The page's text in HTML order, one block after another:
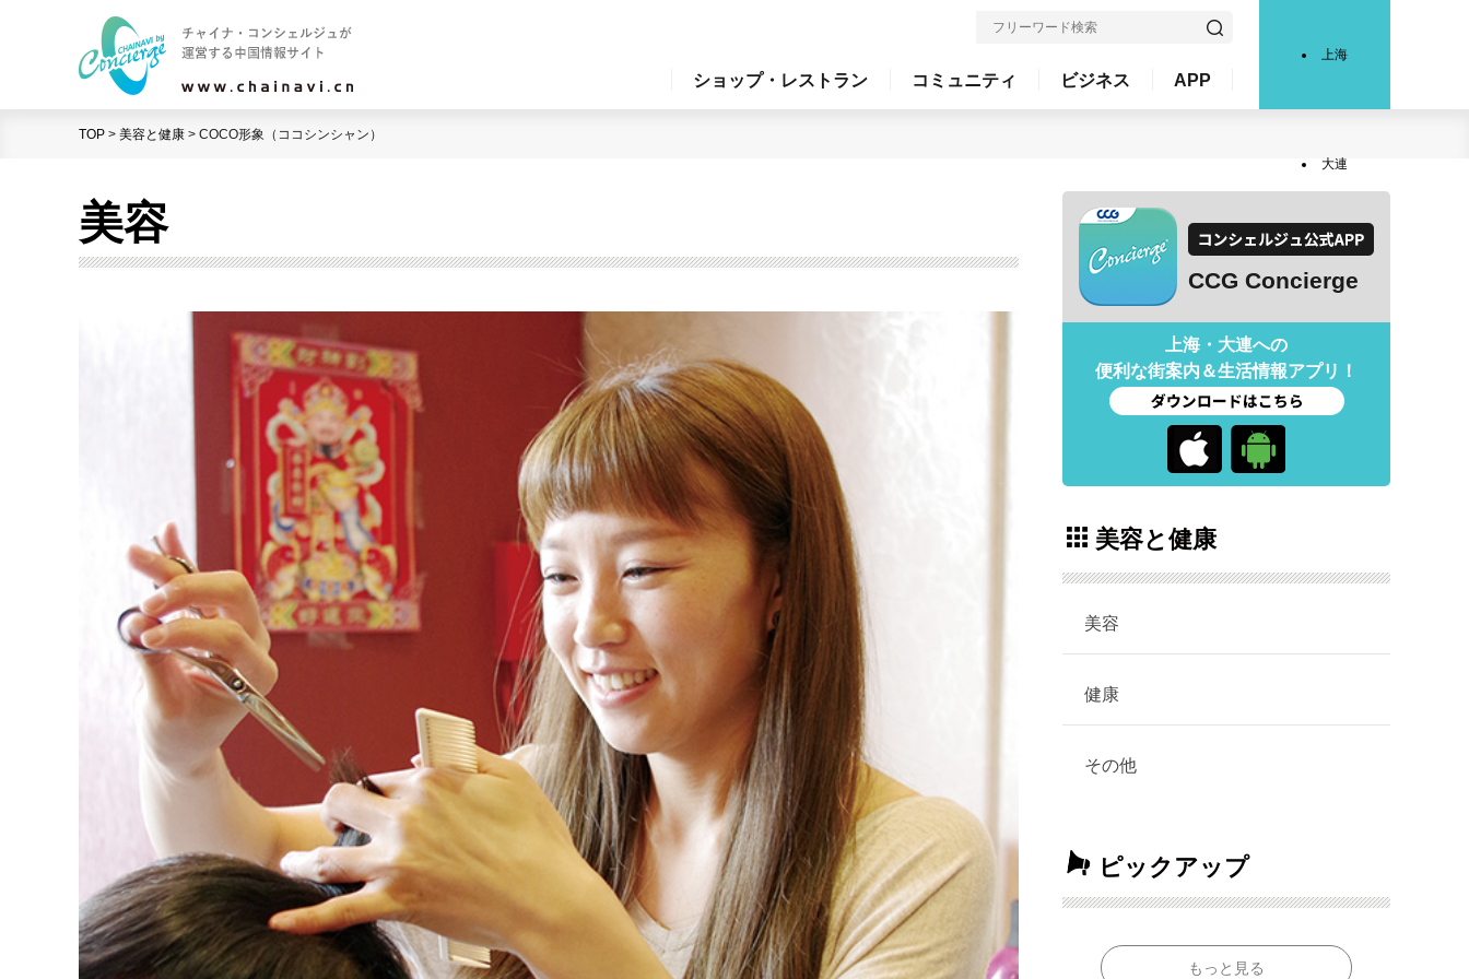
上海
大連
ショップ・レストラン コミュニティ ビジネス APP
TOP > 美容と健康 > COCO形象（ココシンシャン）
美容
CCG Concierge
上海・大連への
便利な街案内＆生活情報アプリ！
美容と健康
美容
健康
その他
ピックアップ
もっと見る